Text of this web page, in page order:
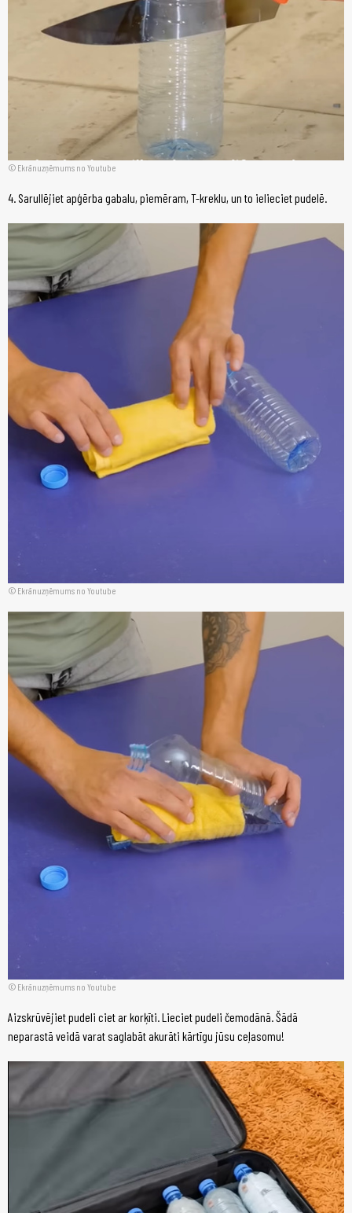
Ekrānuzņēmums no Youtube
4. Sarullējiet apģērba gabalu, piemēram, T-kreklu, un to ielieciet pudelē.
Ekrānuzņēmums no Youtube
Ekrānuzņēmums no Youtube
Aizskrūvējiet pudeli ciet ar korķīti. Lieciet pudeli čemodānā. Šādā
neparastā veidā varat saglabāt akurāti kārtīgu jūsu ceļasomu!